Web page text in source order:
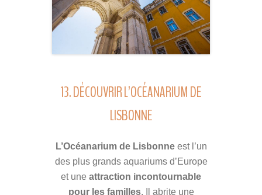
13. DÉCOUVRIR L’OCÉANARIUM DE
LISBONNE
L’Océanarium de Lisbonne est l’un
des plus grands aquariums d’Europe
et une attraction incontournable
pour les familles. Il abrite une